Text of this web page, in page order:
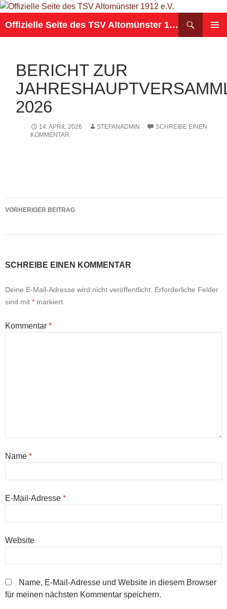
Offizielle Seite des TSV Altomünster 1912 e.V.
BERICHT ZUR
2026
14. APRIL 2026 STEFANADMIN
SCHREIBE EINEN
KOMMENTAR
Beitragsnavigation
VORHERIGER BEITRAG
SCHREIBE EINEN KOMMENTAR
Deine E-Mail-Adresse wird nicht veröffentlicht. Erforderliche Felder
sind mit * markiert
Kommentar *
Name *
E-Mail-Adresse *
Website
Name, E-Mail-Adresse und Website in diesem Browser
für meinen nächsten Kommentar speichern.